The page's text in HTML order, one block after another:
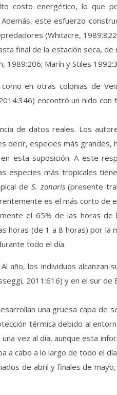
costo energético, lo que
este esfuerzo
(Whitacre,
final de la estación seca,
1989:206; Marín y Stiles
en otras colonias de
encontró un nido
de datos reales. Los
decir, especies más
esta suposición. A este
más tropicales
de S. zonaris(presente
es el más corto de
el 65% de las horas
(de 1 a 8 horas) por la
todo el día.
los individuos alcanzan
2011:616) y en el sur de
una gruesa capa de
térmica debido al
vez al día, aunque esta
a cabo a lo largo de todo el
de abril y finales de